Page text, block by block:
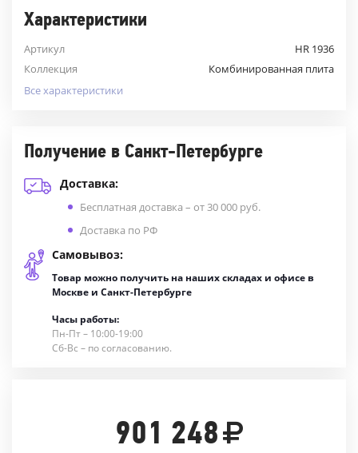
Характеристики
Артикул
HR 1936
Коллекция
Комбинированная плита
Все характеристики
Получение в Санкт-Петербурге
Доставка:
Бесплатная доставка – от 30 000 руб.
Доставка по РФ
Самовывоз:
Товар можно получить на наших складах и офисе в
Москве и Санкт-Петербурге
Часы работы:
Пн-Пт – 10:00-19:00
Сб-Вс – по согласованию.
901 248